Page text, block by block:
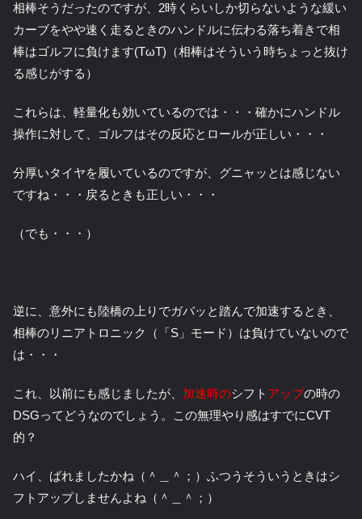
相棒そうだったのですが、2時くらいしか切らないような緩い
カーブをやや速く走るときのハンドルに伝わる落ち着きで相
棒はゴルフに負けます(TωT)（相棒はそういう時ちょっと抜け
る感じがする）
これらは、軽量化も効いているのでは・・・確かにハンドル
操作に対して、ゴルフはその反応とロールが正しい・・・
分厚いタイヤを履いているのですが、グニャッとは感じない
ですね・・・戻るときも正しい・・・
（でも・・・）
逆に、意外にも陸橋の上りでガバッと踏んで加速するとき、
相棒のリニアトロニック（「S」モード）は負けていないので
は・・・
これ、以前にも感じましたが、 加速時のシフト アップの時の
DSGってどうなのでしょう。この無理やり感はすでにCVT
的？
ハイ、ばれましたかね（＾＿＾；）ふつうそういうときはシ
フトアップしませんよね（＾＿＾；）